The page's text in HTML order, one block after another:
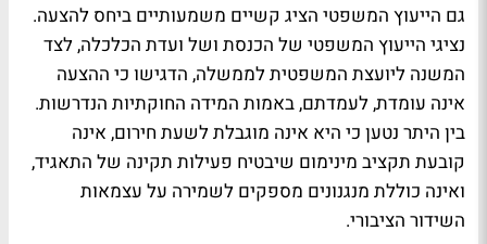
גם הייעוץ המשפטי הציג קשיים משמעותיים ביחס להצעה.
נציגי הייעוץ המשפטי של הכנסת ושל ועדת הכלכלה, לצד
המשנה ליועצת המשפטית לממשלה, הדגישו כי ההצעה
אינה עומדת, לעמדתם, באמות המידה החוקתיות הנדרשות.
בין היתר נטען כי היא אינה מוגבלת לשעת חירום, אינה
קובעת תקציב מינימום שיבטיח פעילות תקינה של התאגיד,
ואינה כוללת מנגנונים מספקים לשמירה על עצמאות
השידור הציבורי.